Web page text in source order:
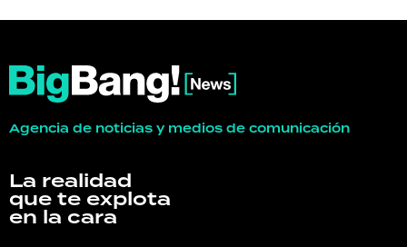
Agencia de noticias y medios de comunicación
La realidad
que te explota
en la cara